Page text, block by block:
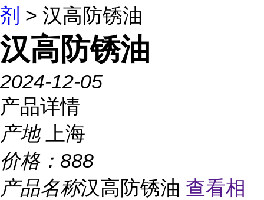
剂 > 汉高防锈油
汉高防锈油
2024-12-05
产品详情
产地
上海
价格： 888
产品名称汉高防锈油 查看相